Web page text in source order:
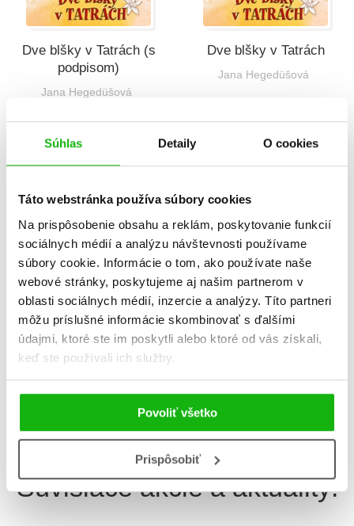
Súhlas Detaily O cookies
Táto webstránka používa súbory cookies
Na prispôsobenie obsahu a reklám, poskytovanie funkcií
sociálnych médií a analýzu návštevnosti používame
súbory cookie. Informácie o tom, ako používate naše
webové stránky, poskytujeme aj našim partnerom v
oblasti sociálnych médií, inzercie a analýzy. Títo partneri
môžu príslušné informácie skombinovať s ďalšími
údajmi, ktoré ste im poskytli alebo ktoré od vás získali,
keď ste používali ich služby.
Povoliť všetko
Prispôsobiť
Dve blšky v Tatrách (s
podpisom)
Jana Hegedüšová
Dve blšky v Tatrách
Jana Hegedüšová
B
Dve blšky v Bratislave
Jana Hegedüšová
Súvisiace akcie a aktuality: